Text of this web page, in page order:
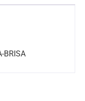
BRISA